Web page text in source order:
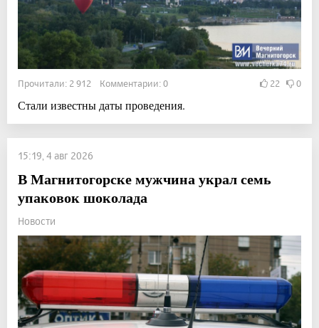
Прочитали: 2 912 Комментарии: 0 22 0
Стали известны даты проведения.
15:19, 4 авг 2026
В Магнитогорске мужчина украл семь
упаковок шоколада
Новости